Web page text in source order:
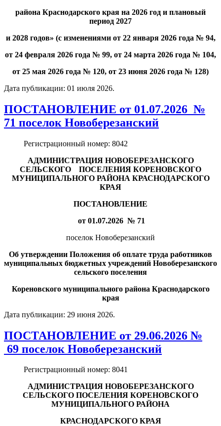
района Краснодарского края на 2026 год и плановый
период 2027
и 2028 годов» (с изменениями от 22 января 2026 года № 94,
от 24 февраля 2026 года № 99, от 24 марта 2026 года № 104,
от 25 мая 2026 года № 120, от 23 июня 2026 года № 128)
Дата публикации: 01 июля 2026.
ПОСТАНОВЛЕНИЕ от 01.07.2026 №
71 поселок Новоберезанский
Регистрационный номер: 8042
АДМИНИСТРАЦИЯ НОВОБЕРЕЗАНСКОГО
СЕЛЬСКОГО ПОСЕЛЕНИЯ КОРЕНОВСКОГО
МУНИЦИПАЛЬНОГО РАЙОНА КРАСНОДАРСКОГО
КРАЯ
ПОСТАНОВЛЕНИЕ
от 01.07.2026 № 71
поселок Новоберезанский
Об утверждении Положения об оплате труда работников
муниципальных бюджетных учреждений Новоберезанского
сельского поселения
Кореновского муниципального района Краснодарского
края
Дата публикации: 29 июня 2026.
ПОСТАНОВЛЕНИЕ от 29.06.2026 №
69 поселок Новоберезанский
Регистрационный номер: 8041
АДМИНИСТРАЦИЯ НОВОБЕРЕЗАНСКОГО
СЕЛЬСКОГО ПОСЕЛЕНИЯ КОРЕНОВСКОГО
МУНИЦИПАЛЬНОГО РАЙОНА
КРАСНОДАРСКОГО КРАЯ